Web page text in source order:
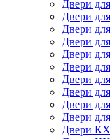
Двери
Двери
Двери
Двери
Двери
Двери
Двери
Двери
Двери
Двери
Двери